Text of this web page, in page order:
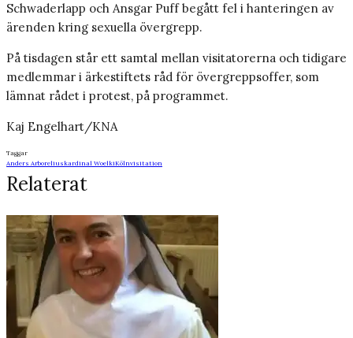
Schwaderlapp och Ansgar Puff begått fel i hanteringen av
ärenden kring sexuella övergrepp.
På tisdagen står ett samtal mellan visitatorerna och tidigare
medlemmar i ärkestiftets råd för övergreppsoffer, som
lämnat rådet i protest, på programmet.
Kaj Engelhart/KNA
Taggar
Anders Arboreliuskardinal WoelkiKölnvisitation
Relaterat